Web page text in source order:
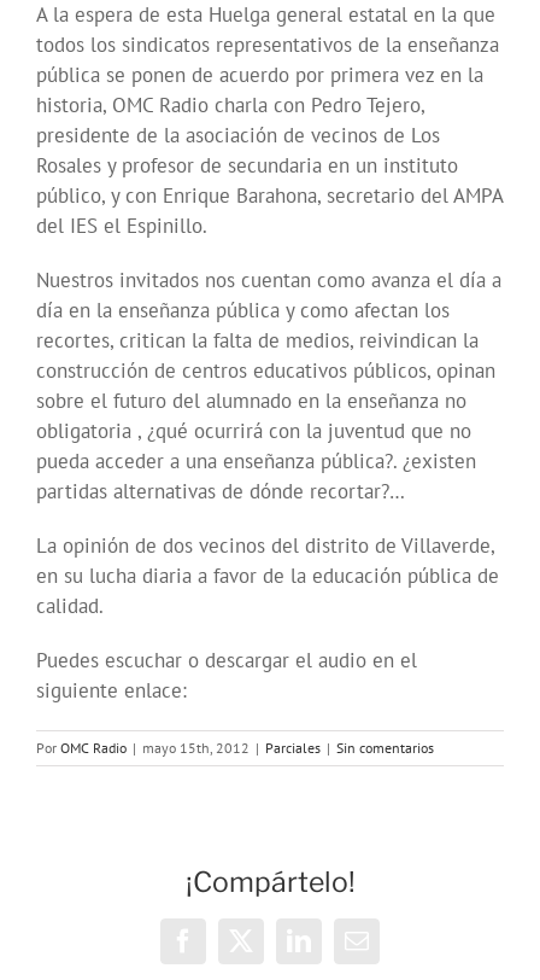
A la espera de esta Huelga general estatal en la que
todos los sindicatos representativos de la enseñanza
pública se ponen de acuerdo por primera vez en la
historia, OMC Radio charla con Pedro Tejero,
presidente de la asociación de vecinos de Los
Rosales y profesor de secundaria en un instituto
público, y con Enrique Barahona, secretario del AMPA
del IES el Espinillo.
Nuestros invitados nos cuentan como avanza el día a
día en la enseñanza pública y como afectan los
recortes, critican la falta de medios, reivindican la
construcción de centros educativos públicos, opinan
sobre el futuro del alumnado en la enseñanza no
obligatoria , ¿qué ocurrirá con la juventud que no
pueda acceder a una enseñanza pública?. ¿existen
partidas alternativas de dónde recortar?…
La opinión de dos vecinos del distrito de Villaverde,
en su lucha diaria a favor de la educación pública de
calidad.
Puedes escuchar o descargar el audio en el
siguiente enlace:
Por OMC Radio | mayo 15th, 2012 | Parciales | Sin comentarios
¡Compártelo!